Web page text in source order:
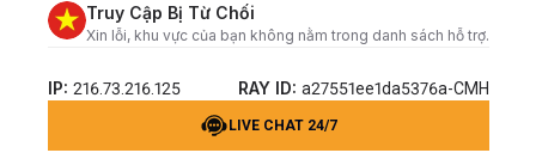
Truy Cập Bị Từ Chối
Xin lỗi, khu vực của bạn không nằm trong danh sách hỗ trợ.
IP: 216.73.216.125 RAY ID: a27551ee1da5376a-CMH
LIVE CHAT 24/7